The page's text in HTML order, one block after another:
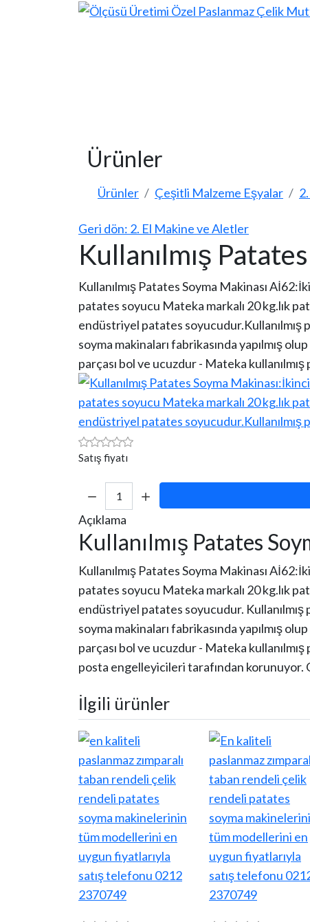
Ürünler
Ürünler Çeşitli Malzeme Eşyalar
Geri dön: 2. El Makine ve Aletler
Kullanılmış
Kullanılmış Patates Soyma Makinası
patates soyucu Mateka markalı 20 kg.lık
endüstriyel patates soyucudur.Kullanılmış
soyma makinaları fabrikasında yapılmış
parçası bol ve ucuzdur - Mateka kullanılmış
Satış fiyatı
Miktar:
Açıklama
Kullanılmış Patates
Kullanılmış Patates Soyma Makinası
patates soyucu Mateka markalı 20 kg.lık
endüstriyel patates soyucudur. Kullanılmış
soyma makinaları fabrikasında yapılmış
parçası bol ve ucuzdur - Mateka kullanılmış
posta engelleyicileri tarafından
İlgili ürünler